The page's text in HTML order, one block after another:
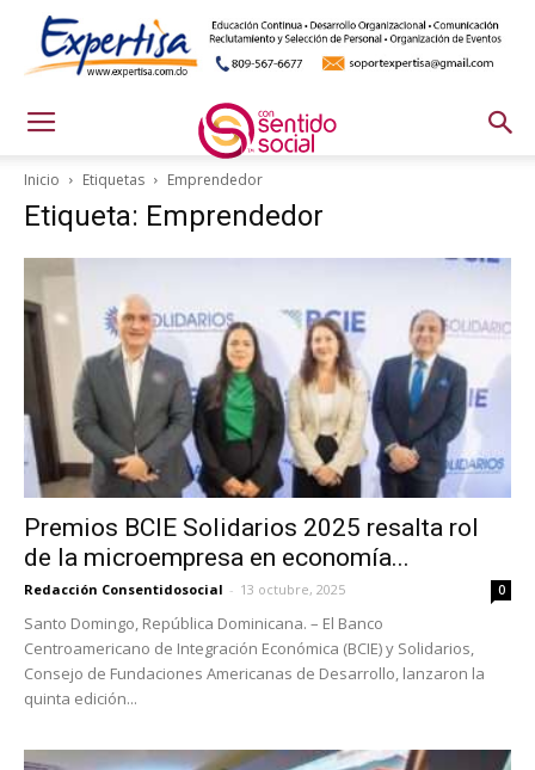
Inicio Etiquetas Emprendedor
Etiqueta: Emprendedor
Premios BCIE Solidarios 2025 resalta rol
de la microempresa en economía...
Redacción Consentidosocial - 13 octubre, 2025 0
Santo Domingo, República Dominicana. – El Banco
Centroamericano de Integración Económica (BCIE) y Solidarios,
Consejo de Fundaciones Americanas de Desarrollo, lanzaron la
quinta edición...